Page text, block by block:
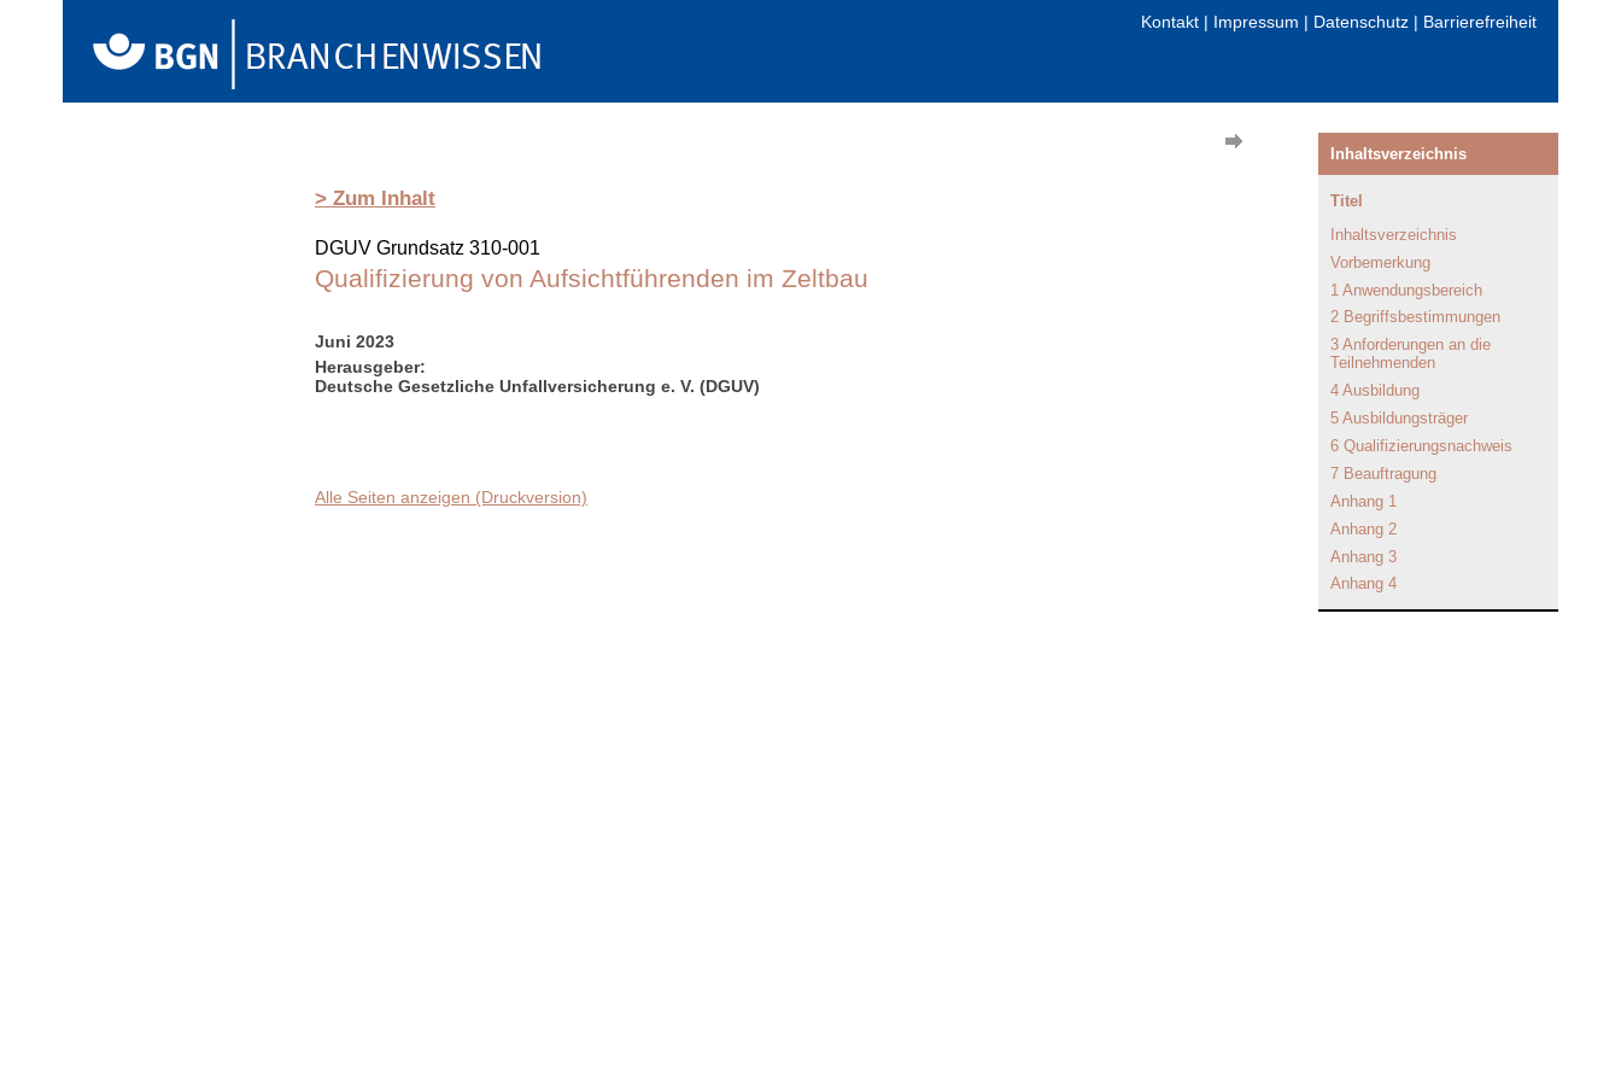
Kontakt | Impressum | Datenschutz | Barrierefreiheit
> Zum Inhalt
DGUV Grundsatz 310-001
Qualifizierung von Aufsichtführenden im Zeltbau
Juni 2023
Herausgeber:
Deutsche Gesetzliche Unfallversicherung e. V. (DGUV)
Alle Seiten anzeigen (Druckversion)
Inhaltsverzeichnis
Titel
Inhaltsverzeichnis
Vorbemerkung
1 Anwendungsbereich
2 Begriffsbestimmungen
3 Anforderungen an die
Teilnehmenden
4 Ausbildung
5 Ausbildungsträger
6 Qualifizierungsnachweis
7 Beauftragung
Anhang 1
Anhang 2
Anhang 3
Anhang 4